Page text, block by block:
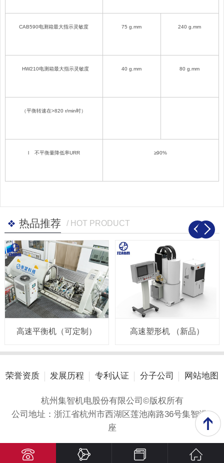
CAB590电测箱最大指示灵敏度 75 g.mm 240 g.mm
HW210电测箱最大指示灵敏度 40 g.mm 80 g.mm
（平衡转速在>820 r/min时）
l 不平衡量降低率URR ≥90%
热品推荐 / HOT PRODUCT
高速平衡机（可定制） 高速塑形机 （新品）
荣誉资质 发展历程 专利认证 分子公司 网站地图
杭州集智机电股份有限公司©版权所有
公司地址：浙江省杭州市西湖区莲池南路36号集智港A
座